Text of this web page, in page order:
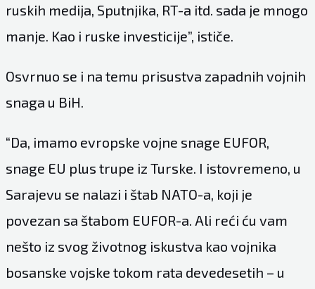
ruskih medija, Sputnjika, RT-a itd. sada je mnogo
manje. Kao i ruske investicije”, ističe.
Osvrnuo se i na temu prisustva zapadnih vojnih
snaga u BiH.
“Da, imamo evropske vojne snage EUFOR,
snage EU plus trupe iz Turske. I istovremeno, u
Sarajevu se nalazi i štab NATO-a, koji je
povezan sa štabom EUFOR-a. Ali reći ću vam
nešto iz svog životnog iskustva kao vojnika
bosanske vojske tokom rata devedesetih – u